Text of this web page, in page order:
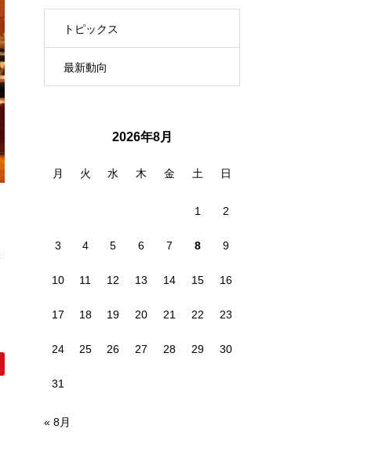
トピックス
最新動向
2026年8月
月 火 水 木 金 土 日
1 2
3 4 5 6 7 8 9
10 11 12 13 14 15 16
17 18 19 20 21 22 23
24 25 26 27 28 29 30
31
« 8月